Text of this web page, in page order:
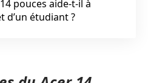
pouces aide-t-il à
d’un étudiant ?